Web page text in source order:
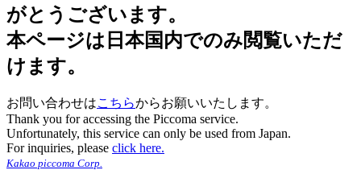
がとうございます。
本ページは日本国内でのみ閲覧いただ
けます。
お問い合わせはこちらからお願いいたします。
Thank you for accessing the Piccoma service.
Unfortunately, this service can only be used from Japan.
For inquiries, please click here.
Kakao piccoma Corp.